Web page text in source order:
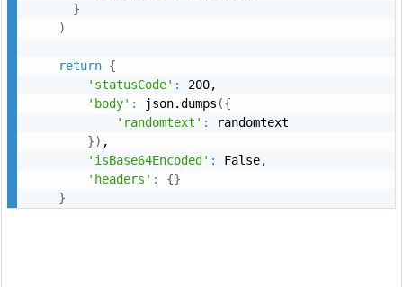
}
)
return {
'statusCode' :
200,
'body' : json.dumps ({
'randomtext' :
randomtext
}) ,
'isBase64Encoded' :
False,
'headers' : {}
}